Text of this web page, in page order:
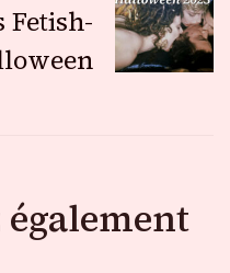
Fetish-